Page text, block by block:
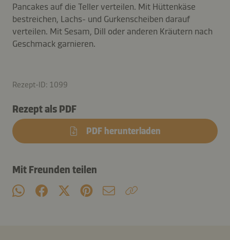
Pancakes auf die Teller verteilen. Mit Hüttenkäse
bestreichen, Lachs- und Gurkenscheiben darauf
verteilen. Mit Sesam, Dill oder anderen Kräutern nach
Geschmack garnieren.
Rezept-ID: 1099
Rezept als PDF
PDF herunterladen
Mit Freunden teilen